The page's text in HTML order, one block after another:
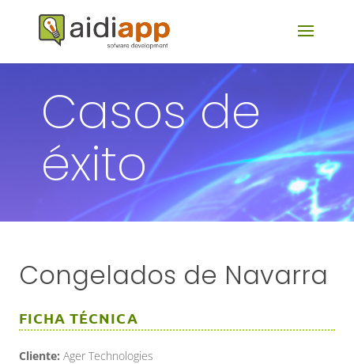
Casos de
éxito
Congelados de Navarra
FICHA TÉCNICA
Cliente: Ager Technologies